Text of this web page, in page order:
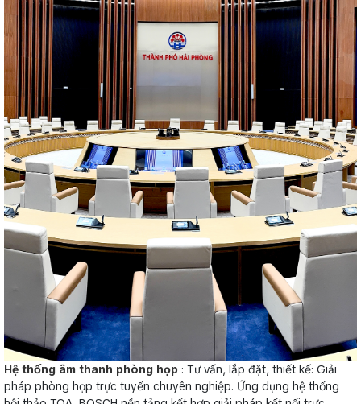
Hệ thống âm thanh phòng họp : Tư vấn, lắp đặt, thiết kế: Giải
pháp phòng họp trực tuyến chuyên nghiệp. Ứng dụng hệ thống